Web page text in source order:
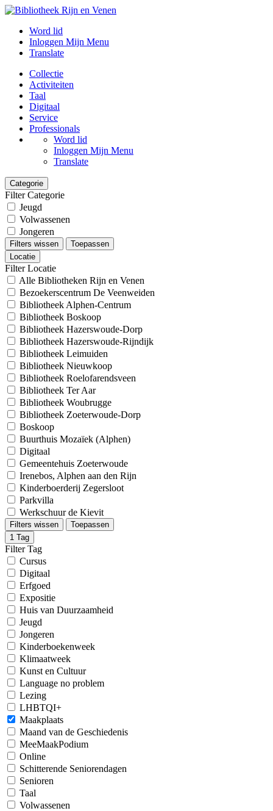
Word lid
Inloggen Mijn Menu
Translate
Collectie
Activiteiten
Taal
Digitaal
Service
Professionals
Word lid
Inloggen Mijn Menu
Translate
Categorie
Filter Categorie
Jeugd
Volwassenen
Jongeren
Filters wissen
Toepassen
Locatie
Filter Locatie
Alle Bibliotheken Rijn en Venen
Bezoekerscentrum De Veenweiden
Bibliotheek Alphen-Centrum
Bibliotheek Boskoop
Bibliotheek Hazerswoude-Dorp
Bibliotheek Hazerswoude-Rijndijk
Bibliotheek Leimuiden
Bibliotheek Nieuwkoop
Bibliotheek Roelofarendsveen
Bibliotheek Ter Aar
Bibliotheek Woubrugge
Bibliotheek Zoeterwoude-Dorp
Boskoop
Buurthuis Mozaïek (Alphen)
Digitaal
Gemeentehuis Zoeterwoude
Irenebos, Alphen aan den Rijn
Kinderboerderij Zegersloot
Parkvilla
Werkschuur de Kievit
Filters wissen
Toepassen
1 Tag
Filter Tag
Cursus
Digitaal
Erfgoed
Expositie
Huis van Duurzaamheid
Jeugd
Jongeren
Kinderboekenweek
Klimaatweek
Kunst en Cultuur
Language no problem
Lezing
LHBTQI+
Maakplaats
Maand van de Geschiedenis
MeeMaakPodium
Online
Schitterende Seniorendagen
Senioren
Taal
Volwassenen